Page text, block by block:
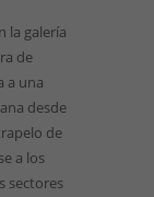
la galería
de
a una
desde
de
a los
sectores